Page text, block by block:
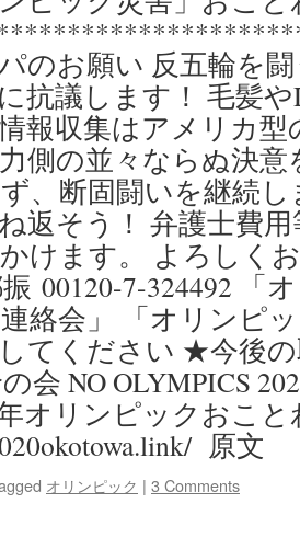
のお願い 反五輪を
抗議します！ 毛髪
報収集はアメリカ
側の並々ならぬ決
、断固闘いを継続
返そう！ 弁護士費
けます。 よろしく
00120-7-324492 「
絡会」 「オリンピ
てください ★今後
会 NO OLYMPICS
オリンピックおこ
原文
オリンピック | 3 Comments